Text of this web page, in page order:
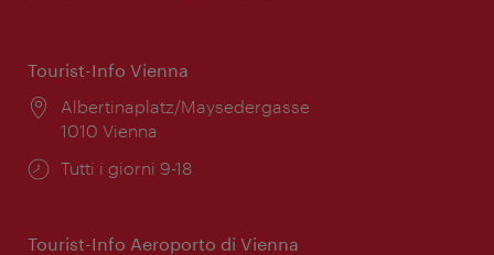
Tourist-Info Vienna
Posizione:
Albertinaplatz/Maysedergasse
1010 Vienna
Orari
Tutti i giorni 9-18
Tourist-Info Aeroporto di Vienna